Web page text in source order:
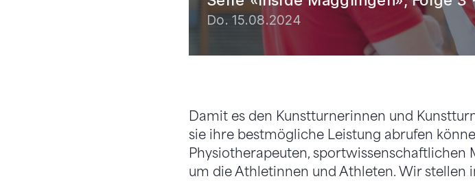
Damit es den Kunstturnerinnen und
sie ihre bestmögliche Leistung abrufen
Physiotherapeuten,
um die Athletinnen und Athleten. Wir stellen